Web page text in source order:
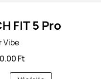
FIT 5 Pro
Vibe
Ft